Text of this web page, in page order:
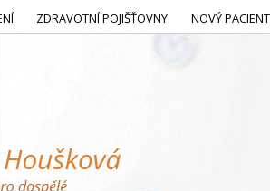
ZDRAVOTNÍ POJIŠŤOVNY NOVÝ PACIENT